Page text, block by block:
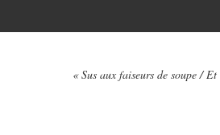
« Sus aux faiseurs de soupe /